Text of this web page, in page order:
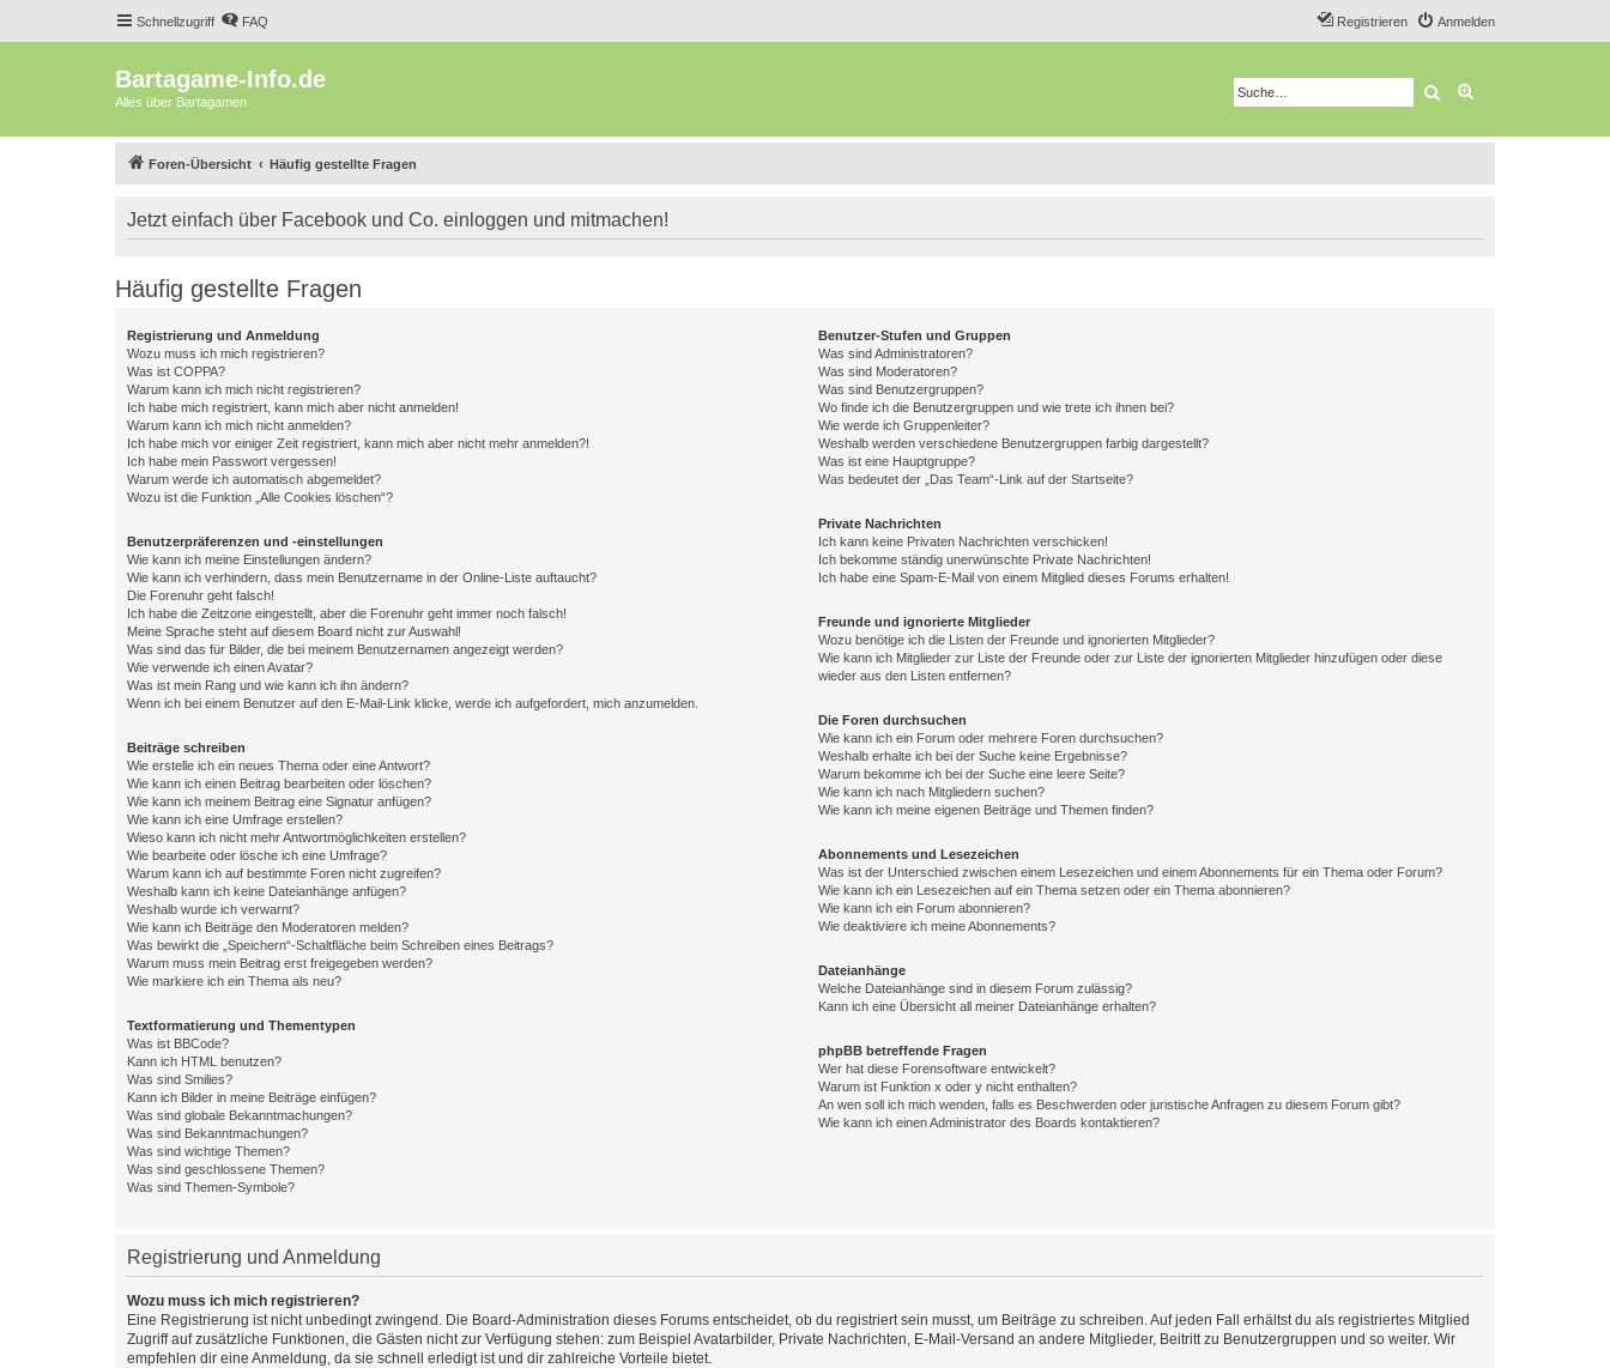
Schnellzugriff FAQ Anmelden
Registrieren
Bartagame-Info.de
Alles über Bartagamen Suche
Foren-Übersicht Häufig gestellte Fragen
Jetzt einfach über Facebook und Co. einloggen und mitmachen!
Häufig gestellte Fragen
Registrierung und Anmeldung
Wozu muss ich mich registrieren?
Was ist COPPA?
Warum kann ich mich nicht registrieren?
Ich habe mich registriert, kann mich aber nicht anmelden!
Warum kann ich mich nicht anmelden?
Ich habe mich vor einiger Zeit registriert, kann mich aber nicht mehr anmelden?!
Ich habe mein Passwort vergessen!
Warum werde ich automatisch abgemeldet?
Wozu ist die Funktion „Alle Cookies löschen“?
Benutzerpräferenzen und -einstellungen
Wie kann ich meine Einstellungen ändern?
Wie kann ich verhindern, dass mein Benutzername in der Online-Liste auftaucht?
Die Forenuhr geht falsch!
Ich habe die Zeitzone eingestellt, aber die Forenuhr geht immer noch falsch!
Meine Sprache steht auf diesem Board nicht zur Auswahl!
Was sind das für Bilder, die bei meinem Benutzernamen angezeigt werden?
Wie verwende ich einen Avatar?
Was ist mein Rang und wie kann ich ihn ändern?
Wenn ich bei einem Benutzer auf den E-Mail-Link klicke, werde ich aufgefordert, mich anzumelden.
Beiträge schreiben
Wie erstelle ich ein neues Thema oder eine Antwort?
Wie kann ich einen Beitrag bearbeiten oder löschen?
Wie kann ich meinem Beitrag eine Signatur anfügen?
Wie kann ich eine Umfrage erstellen?
Wieso kann ich nicht mehr Antwortmöglichkeiten erstellen?
Wie bearbeite oder lösche ich eine Umfrage?
Warum kann ich auf bestimmte Foren nicht zugreifen?
Weshalb kann ich keine Dateianhänge anfügen?
Weshalb wurde ich verwarnt?
Wie kann ich Beiträge den Moderatoren melden?
Was bewirkt die „Speichern“-Schaltfläche beim Schreiben eines Beitrags?
Warum muss mein Beitrag erst freigegeben werden?
Wie markiere ich ein Thema als neu?
Textformatierung und Thementypen
Was ist BBCode?
Kann ich HTML benutzen?
Was sind Smilies?
Kann ich Bilder in meine Beiträge einfügen?
Was sind globale Bekanntmachungen?
Was sind Bekanntmachungen?
Was sind wichtige Themen?
Was sind geschlossene Themen?
Was sind Themen-Symbole?
Benutzer-Stufen und Gruppen
Was sind Administratoren?
Was sind Moderatoren?
Was sind Benutzergruppen?
Wo finde ich die Benutzergruppen und wie trete ich ihnen bei?
Wie werde ich Gruppenleiter?
Weshalb werden verschiedene Benutzergruppen farbig dargestellt?
Was ist eine Hauptgruppe?
Was bedeutet der „Das Team“-Link auf der Startseite?
Private Nachrichten
Ich kann keine Privaten Nachrichten verschicken!
Ich bekomme ständig unerwünschte Private Nachrichten!
Ich habe eine Spam-E-Mail von einem Mitglied dieses Forums erhalten!
Freunde und ignorierte Mitglieder
Wozu benötige ich die Listen der Freunde und ignorierten Mitglieder?
Wie kann ich Mitglieder zur Liste der Freunde oder zur Liste der ignorierten Mitglieder hinzufügen oder diese
wieder aus den Listen entfernen?
Die Foren durchsuchen
Wie kann ich ein Forum oder mehrere Foren durchsuchen?
Weshalb erhalte ich bei der Suche keine Ergebnisse?
Warum bekomme ich bei der Suche eine leere Seite?
Wie kann ich nach Mitgliedern suchen?
Wie kann ich meine eigenen Beiträge und Themen finden?
Abonnements und Lesezeichen
Was ist der Unterschied zwischen einem Lesezeichen und einem Abonnements für ein Thema oder Forum?
Wie kann ich ein Lesezeichen auf ein Thema setzen oder ein Thema abonnieren?
Wie kann ich ein Forum abonnieren?
Wie deaktiviere ich meine Abonnements?
Dateianhänge
Welche Dateianhänge sind in diesem Forum zulässig?
Kann ich eine Übersicht all meiner Dateianhänge erhalten?
phpBB betreffende Fragen
Wer hat diese Forensoftware entwickelt?
Warum ist Funktion x oder y nicht enthalten?
An wen soll ich mich wenden, falls es Beschwerden oder juristische Anfragen zu diesem Forum gibt?
Wie kann ich einen Administrator des Boards kontaktieren?
Registrierung und Anmeldung
Wozu muss ich mich registrieren?
Eine Registrierung ist nicht unbedingt zwingend. Die Board-Administration dieses Forums entscheidet, ob du registriert sein musst, um Beiträge zu schreiben. Auf jeden Fall erhältst du als registriertes Mitglied
Zugriff auf zusätzliche Funktionen, die Gästen nicht zur Verfügung stehen: zum Beispiel Avatarbilder, Private Nachrichten, E-Mail-Versand an andere Mitglieder, Beitritt zu Benutzergruppen und so weiter. Wir
empfehlen dir eine Anmeldung, da sie schnell erledigt ist und dir zahlreiche Vorteile bietet.